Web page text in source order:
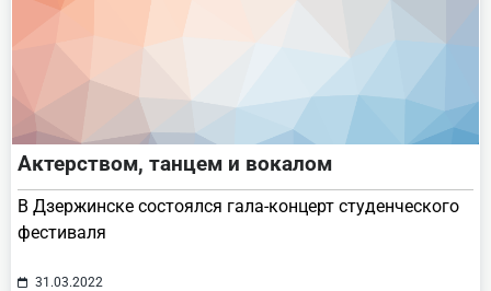
Актерством, танцем и вокалом
В Дзержинске состоялся гала-концерт студенческого
фестиваля
31.03.2022